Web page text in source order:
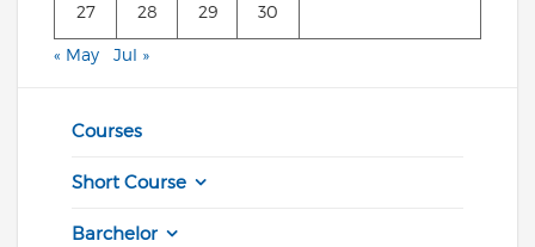
27 28 29 30
« May Jul »
Courses
Short Course
Barchelor